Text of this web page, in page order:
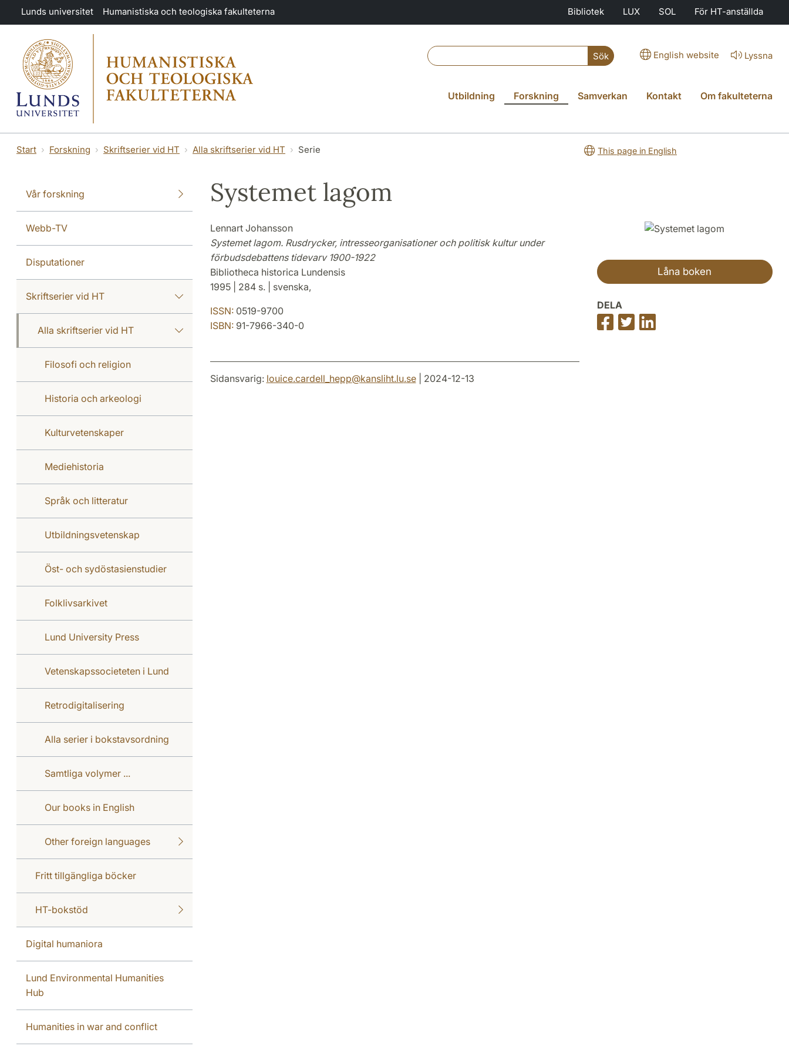
Hoppa till huvudinnehåll
Lunds universitet Humanistiska och teologiska fakulteterna Bibliotek LUX SOL För HT-anställda
Sök English website Lyssna
Utbildning Forskning Samverkan Kontakt Om fakulteterna
Start Forskning Skriftserier vid HT Alla skriftserier vid HT Serie This page in English
Vår forskning
Webb-TV
Disputationer
Skriftserier vid HT
Alla skriftserier vid HT
Filosofi och religion
Historia och arkeologi
Kulturvetenskaper
Mediehistoria
Språk och litteratur
Utbildningsvetenskap
Öst- och sydöstasienstudier
Folklivsarkivet
Lund University Press
Vetenskapssocieteten i Lund
Retrodigitalisering
Alla serier i bokstavsordning
Samtliga volymer ...
Our books in English
Other foreign languages
Fritt tillgängliga böcker
HT-bokstöd
Digital humaniora
Lund Environmental Humanities
Hub
Humanities in war and conflict
Systemet lagom
Lennart Johansson
Systemet lagom. Rusdrycker, intresseorganisationer och politisk kultur under
förbudsdebattens tidevarv 1900-1922
Bibliotheca historica Lundensis
1995 | 284 s. | svenska,
ISSN:0519-9700
ISBN:91-7966-340-0
Låna boken
DELA
Dela
på
Dela
på
på
Sidansvarig: louice.cardell_hepp@kansliht.lu.se| 2024-12-13